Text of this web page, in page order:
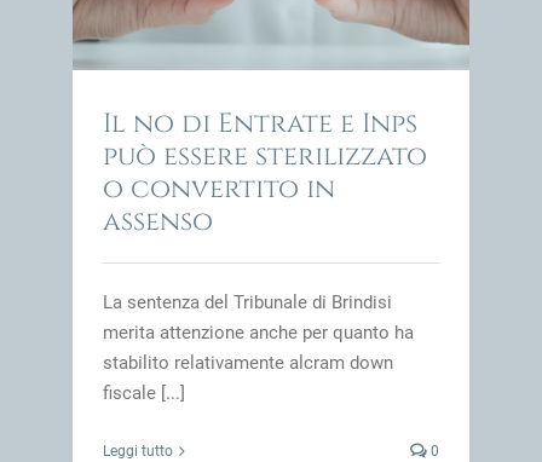
Il no di Entrate e Inps
può essere sterilizzato
o convertito in
assenso
La sentenza del Tribunale di Brindisi
merita attenzione anche per quanto ha
stabilito relativamente alcram down
fiscale [...]
Leggi tutto 0